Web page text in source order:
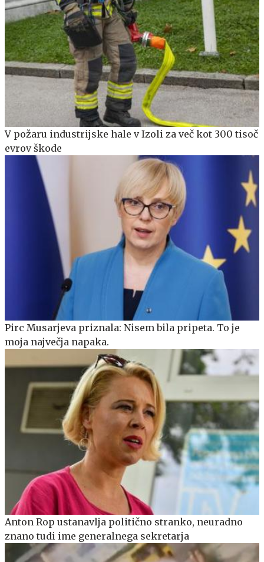
V požaru industrijske hale v Izoli za več kot 300 tisoč
evrov škode
Pirc Musarjeva priznala: Nisem bila pripeta. To je
moja največja napaka.
Anton Rop ustanavlja politično stranko, neuradno
znano tudi ime generalnega sekretarja